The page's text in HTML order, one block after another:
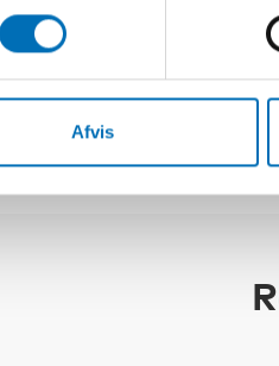
Afvis
studier inom detta